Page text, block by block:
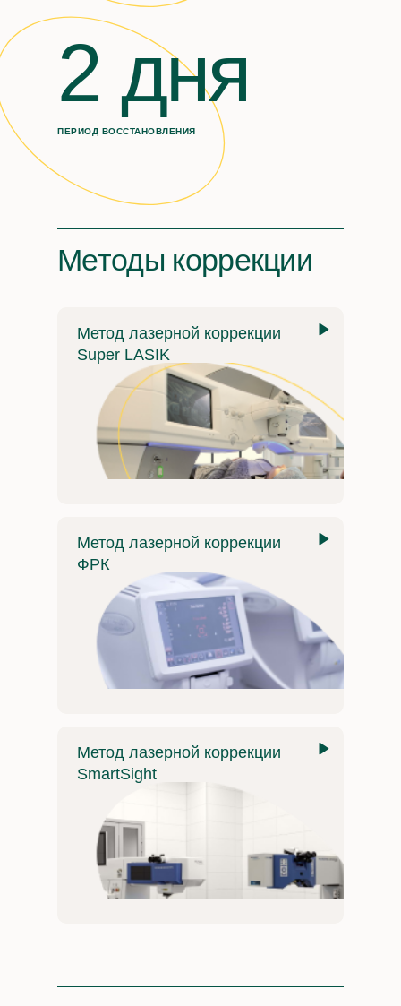
2 дня
ПЕРИОД ВОССТАНОВЛЕНИЯ
Методы коррекции
Метод лазерной коррекции
Super LASIK
Метод лазерной коррекции
ФРК
Метод лазерной коррекции
SmartSight